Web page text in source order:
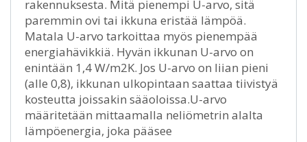
rakennuksesta. Mitä pienempi U-arvo, sitä
paremmin ovi tai ikkuna eristää lämpöä.
Matala U-arvo tarkoittaa myös pienempää
energiahävikkiä. Hyvän ikkunan U-arvo on
enintään 1,4 W/m2K. Jos U-arvo on liian pieni
(alle 0,8), ikkunan ulkopintaan saattaa tiivistyä
kosteutta joissakin sääoloissa.U-arvo
määritetään mittaamalla neliömetrin alalta
lämpöenergia, joka pääsee